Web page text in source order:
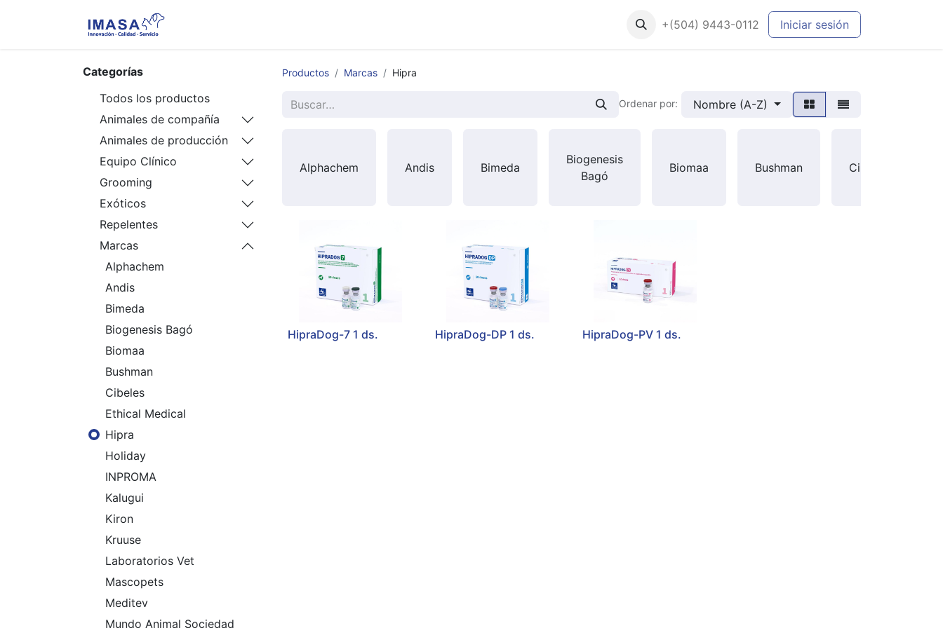
+(504) 9443-0112 Iniciar sesión
Categorías
Todos los productos
Animales de compañía
Animales de producción
Equipo Clínico
Grooming
Exóticos
Repelentes
Marcas
Alphachem
Andis
Bimeda
Biogenesis Bagó
Biomaa
Bushman
Cibeles
Ethical Medical
Hipra
Holiday
INPROMA
Kalugui
Kiron
Kruuse
Laboratorios Vet
Mascopets
Meditev
Mundo Animal Sociedad
Productos Marcas Hipra
Ordenar por: Nombre (A-Z)
Alphachem Andis Bimeda
Biogenesis
Bagó
Biomaa Bushman Cibeles
HipraDog-7 1 ds. HipraDog-DP 1 ds. HipraDog-PV 1 ds.